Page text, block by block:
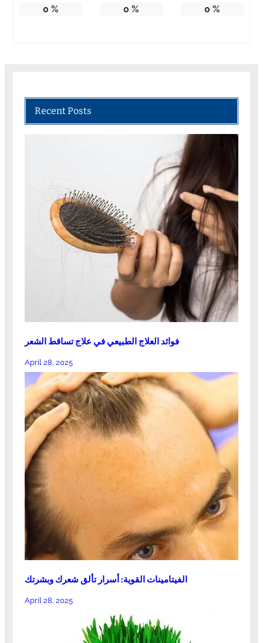
0 % 0 % 0 %
Recent Posts
فوائد العلاج الطبيعي في علاج تساقط الشعر
April 28, 2025
الفيتامينات القوية: أسرار تألق شعرك وبشرتك
April 28, 2025